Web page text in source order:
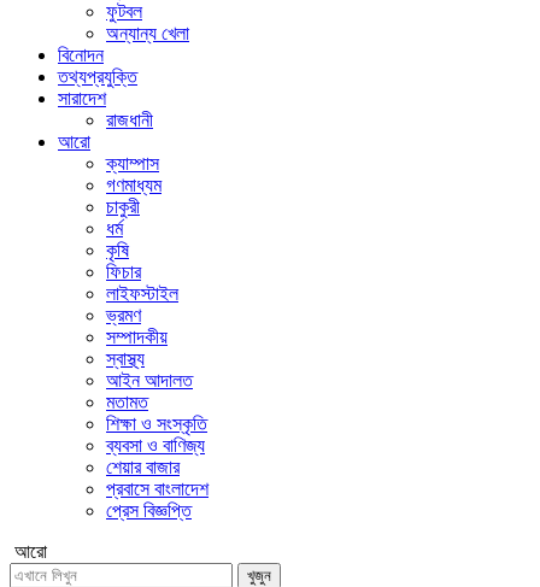
ফুটবল
অন্যান্য খেলা
বিনোদন
তথ্যপ্রযুক্তি
সারাদেশ
রাজধানী
আরো
ক্যাম্পাস
গণমাধ্যম
চাকুরী
ধর্ম
কৃষি
ফিচার
লাইফস্টাইল
ভ্রমণ
সম্পাদকীয়
স্বাস্থ্য
আইন আদালত
মতামত
শিক্ষা ও সংস্কৃতি
ব্যবসা ও বাণিজ্য
শেয়ার বাজার
প্রবাসে বাংলাদেশ
প্রেস বিজ্ঞপ্তি
আরো
খুজুন